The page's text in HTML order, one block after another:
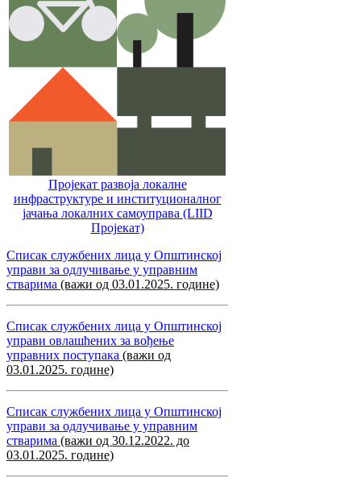
Пројекат развоја локалне
инфраструктуре и институционалног
јачања локалних самоуправa (LIID
Пројекат)
Списак службених лица у Општинској
управи за одлучивање у управним
стварима (важи од 03.01.2025. године)
Списак службених лица у Општинској
управи овлашћених за вођење
управних поступака (важи од
03.01.2025. године)
Списак службених лица у Општинској
управи за одлучивање у управним
стварима (важи од 30.12.2022. до
03.01.2025. године)